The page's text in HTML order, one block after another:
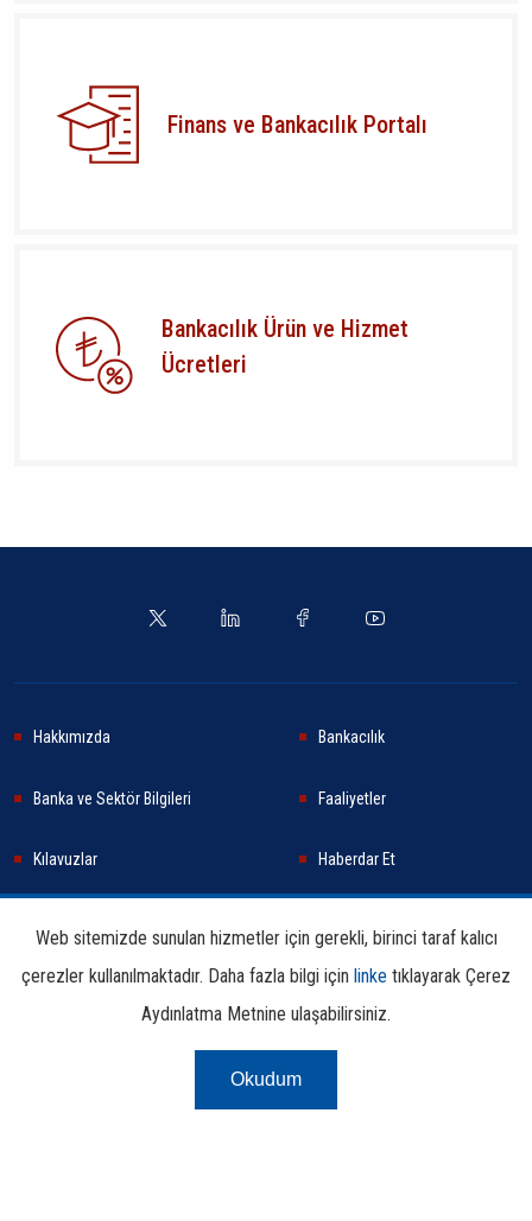
Finans ve Bankacılık Portalı
Bankacılık Ürün ve Hizmet
Ücretleri
Hakkımızda Bankacılık
Banka ve Sektör Bilgileri Faaliyetler
Kılavuzlar Haberdar Et
Araştırma ve Yayınlar İletişim Bilgileri
Kullanım
Koşulları
Web sitemizde sunulan hizmetler için gerekli, birinci taraf kalıcı
çerezler kullanılmaktadır. Daha fazla bilgi için linke tıklayarak Çerez
Aydınlatma Metnine ulaşabilirsiniz.
Okudum